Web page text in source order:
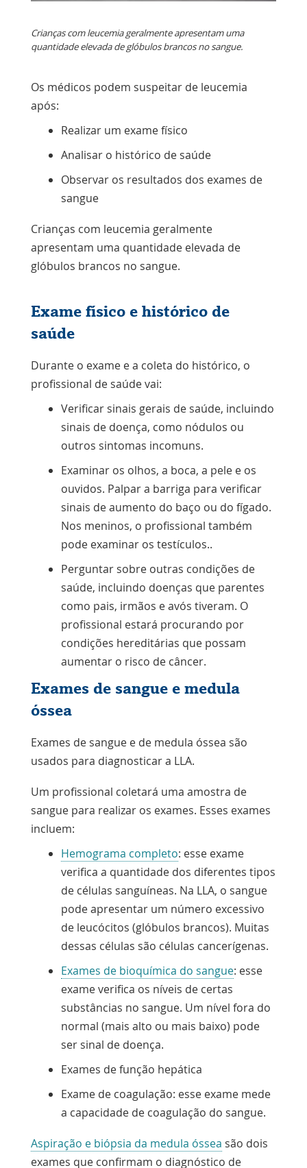
Crianças com leucemia geralmente apresentam uma
quantidade elevada de glóbulos brancos no sangue.
Os médicos podem suspeitar de leucemia
após:
Realizar um exame físico
Analisar o histórico de saúde
Observar os resultados dos exames de
sangue
Crianças com leucemia geralmente
apresentam uma quantidade elevada de
glóbulos brancos no sangue.
Exame físico e histórico de
saúde
Durante o exame e a coleta do histórico, o
profissional de saúde vai:
Verificar sinais gerais de saúde, incluindo
sinais de doença, como nódulos ou
outros sintomas incomuns.
Examinar os olhos, a boca, a pele e os
ouvidos. Palpar a barriga para verificar
sinais de aumento do baço ou do fígado.
Nos meninos, o profissional também
pode examinar os testículos..
Perguntar sobre outras condições de
saúde, incluindo doenças que parentes
como pais, irmãos e avós tiveram. O
profissional estará procurando por
condições hereditárias que possam
aumentar o risco de câncer.
Exames de sangue e medula
óssea
Exames de sangue e de medula óssea são
usados para diagnosticar a LLA.
Um profissional coletará uma amostra de
sangue para realizar os exames. Esses exames
incluem:
Hemograma completo: esse exame
verifica a quantidade dos diferentes tipos
de células sanguíneas. Na LLA, o sangue
pode apresentar um número excessivo
de leucócitos (glóbulos brancos). Muitas
dessas células são células cancerígenas.
Exames de bioquímica do sangue: esse
exame verifica os níveis de certas
substâncias no sangue. Um nível fora do
normal (mais alto ou mais baixo) pode
ser sinal de doença.
Exames de função hepática
Exame de coagulação: esse exame mede
a capacidade de coagulação do sangue.
Aspiração e biópsia da medula óssea são dois
exames que confirmam o diagnóstico de